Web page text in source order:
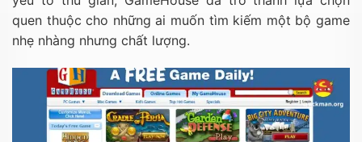
quen thuộc cho những ai muốn tìm kiếm một bộ game
nhẹ nhàng nhưng chất lượng.